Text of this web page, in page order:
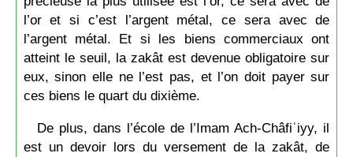
l’or et si c’est l’argent métal, ce sera avec de
l’argent métal. Et si les biens commerciaux ont
atteint le seuil, la zakât est devenue obligatoire sur
eux, sinon elle ne l’est pas, et l’on doit payer sur
ces biens le quart du dixième.
De plus, dans l’école de l’Imam Ach-Châfiʿiyy, il
est un devoir lors du versement de la zakât, de